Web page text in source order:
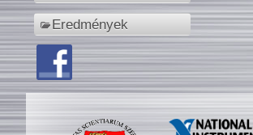
Eredmények